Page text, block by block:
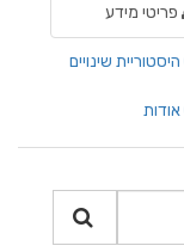
פריטי מידע
היסטוריית שינויים
אודות